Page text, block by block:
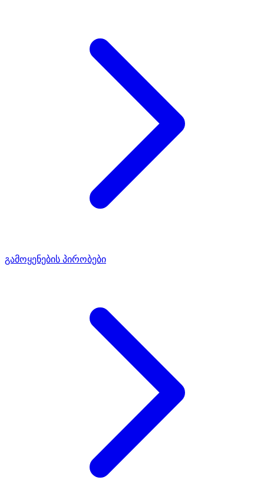
გამოყენების პირობები